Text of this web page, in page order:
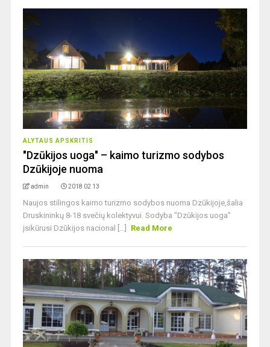
ALYTAUS APSKRITIS
"Dzūkijos uoga" – kaimo turizmo sodybos
Dzūkijoje nuoma
admin 2018 02 13
Naujos stilingos kaimo turizmo sodybos nuoma Dzūkijoje,šalia
Druskininkų 8-18 svečių kolektyvui. Sodyba "Dzūkijos uoga"
įsikūrusi Dzūkijos nacional [...]
Read More